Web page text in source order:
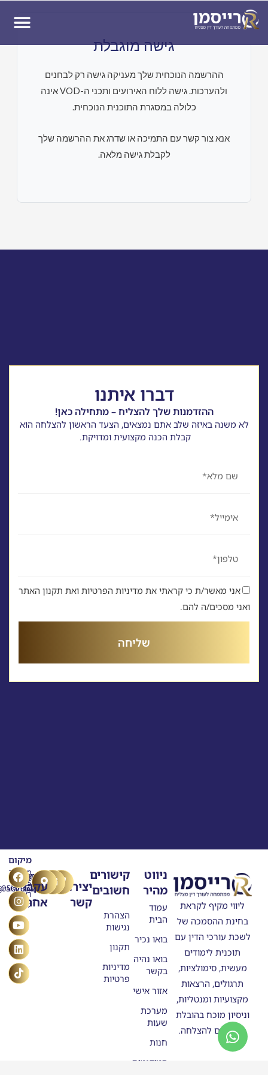
גישה מוגבלת
ההרשמה הנוכחית שלך מעניקה גישה רק לבחנים
ולהערכות. גישה ללוח האירועים ותכני ה-VOD אינה
כלולה במסגרת התוכנית הנוכחית.
אנא צור קשר עם התמיכה או שדרג את ההרשמה שלך
לקבלת גישה מלאה.
דברו איתנו
ההזדמנות שלך להצליח – מתחילה כאן!
לא משנה באיזה שלב אתם נמצאים, הצעד הראשון להצלחה הוא
קבלת הכנה מקצועית ומדויקת.
אני מאשר/ת כי קראתי את מדיניות הפרטיות ואת תקנון האתר
ואני מסכים/ה להם.
שליחה
ליווי מקיף לקראת
בחינת ההסמכה של
לשכת עורכי הדין עם
תוכנית לימודים
מעשית, סימולציות,
תרגולים, הרצאות
מקצועיות ומנטליות,
וניסיון מוכח בהובלת
מתמחים להצלחה.
ניווט
מהיר
עמוד
הבית
בואו נכיר
בואו נהיה
בקשר
אזור אישי
מערכת
שעות
חנות
סטודנטים
קישורים
חשובים
הצהרת
נגישות
תקנון
מדיניות
פרטיות
יצירת
קשר
טלפון
0507875558
דוא"ל
ask@raisman.ac
מיקום
מרילנד
5
ראשון
לציון
עקבו
אחרינו
F
a
c
e
o
o
I
n
s
t
g
m
Y
o
u
t
b
e
L
i
n
k
d
n
T
i
k
t